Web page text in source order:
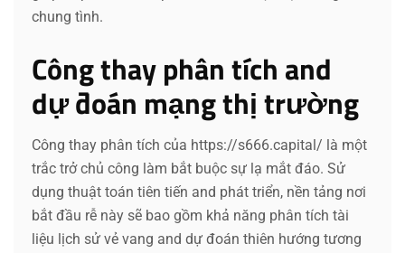
chung tình.
Công thay phân tích and
dự đoán mạng thị trường
Công thay phân tích của https://s666.capital/ là một
trắc trở chủ công làm bắt buộc sự lạ mắt đáo. Sử
dụng thuật toán tiên tiến and phát triển, nền tảng nơi
bắt đầu rễ này sẽ bao gồm khả năng phân tích tài
liệu lịch sử vẻ vang and dự đoán thiên hướng tương